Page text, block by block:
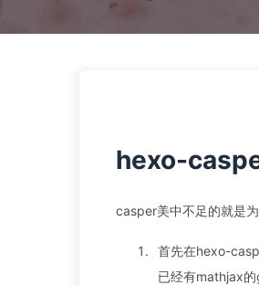
hexo-
casper美中不足的就是
首先在hexo-
已经有mathjax